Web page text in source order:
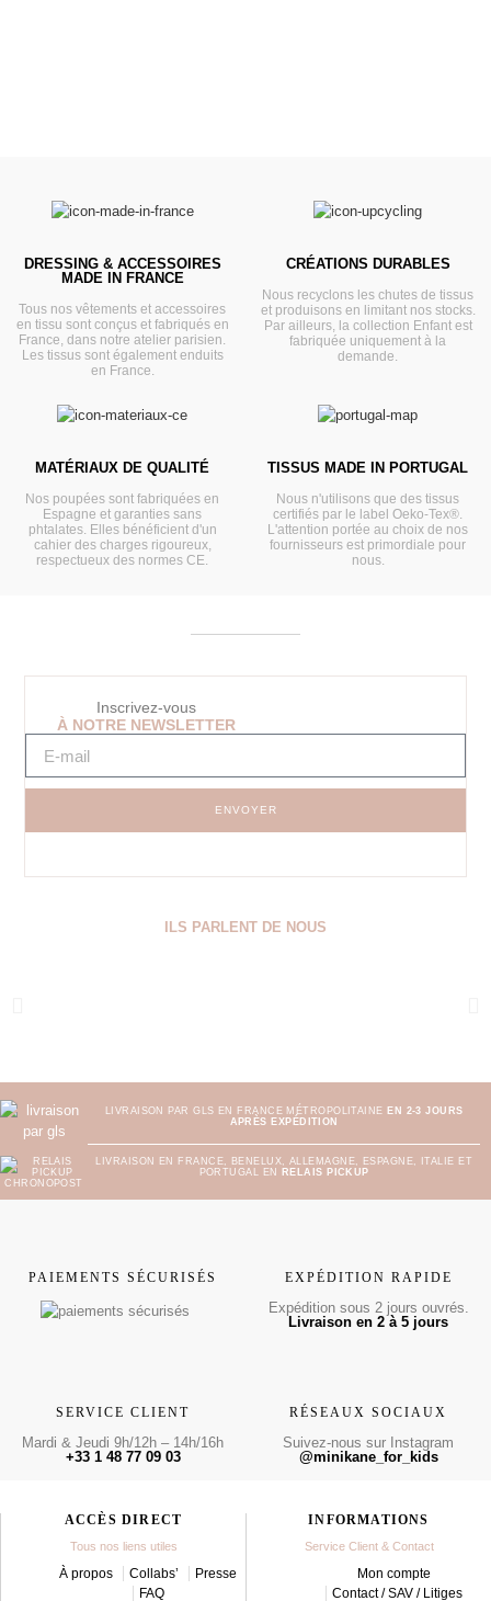
DRESSING & ACCESSOIRES
MADE IN FRANCE
Tous nos vêtements et accessoires
en tissu sont conçus et fabriqués en
France, dans notre atelier parisien.
Les tissus sont également enduits
en France.
CRÉATIONS DURABLES
Nous recyclons les chutes de tissus
et produisons en limitant nos stocks.
Par ailleurs, la collection Enfant est
fabriquée uniquement à la
demande.
MATÉRIAUX DE QUALITÉ
Nos poupées sont fabriquées en
Espagne et garanties sans
phtalates. Elles bénéficient d'un
cahier des charges rigoureux,
respectueux des normes CE.
TISSUS MADE IN PORTUGAL
Nous n'utilisons que des tissus
certifiés par le label Oeko-Tex®.
L'attention portée au choix de nos
fournisseurs est primordiale pour
nous.
Inscrivez-vous
À NOTRE NEWSLETTER
ENVOYER
ILS PARLENT DE NOUS
LIVRAISON PAR GLS EN FRANCE MÉTROPOLITAINE EN 2-3 JOURS
APRÈS EXPÉDITION
LIVRAISON EN FRANCE, BENELUX, ALLEMAGNE, ESPAGNE, ITALIE ET
PORTUGAL EN
RELAIS PICKUP
PAIEMENTS SÉCURISÉS EXPÉDITION RAPIDE
Expédition sous 2 jours ouvrés.
Livraison en 2 à 5 jours
SERVICE CLIENT
Mardi & Jeudi 9h/12h – 14h/16h
+33 1 48 77 09 03
RÉSEAUX SOCIAUX
Suivez-nous sur Instagram
@minikane_for_kids
ACCÈS DIRECT
Tous nos liens utiles
À propos Collabs’
Presse
FAQ
INFORMATIONS
Service Client & Contact
Mon compte
Contact / SAV / Litiges